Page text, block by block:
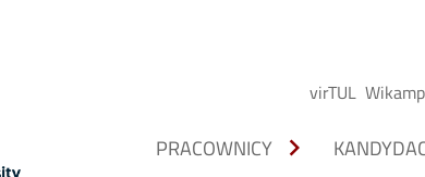
virTUL Wikamp
PRACOWNICY chevron_right